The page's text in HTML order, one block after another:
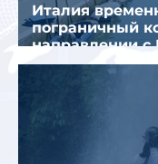
Италия
пограничный
направлении с
миграционного